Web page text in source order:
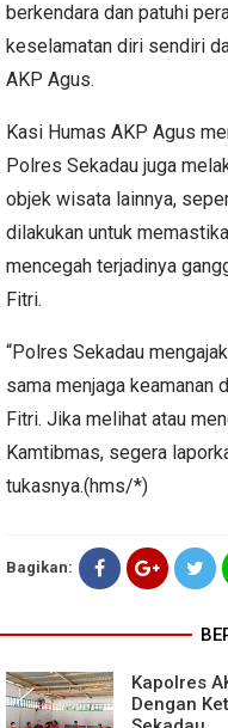
berkendara dan patuhi
keselamatan diri sendiri
AKP Agus.
Kasi Humas AKP Agus
Polres Sekadau juga
objek wisata lainnya,
dilakukan untuk
mencegah terjadinya
Fitri.
“Polres Sekadau
sama menjaga
Fitri. Jika melihat atau
Kamtibmas, segera
tukasnya.(hms/*)
Bagikan:
Kapolres
Dengan